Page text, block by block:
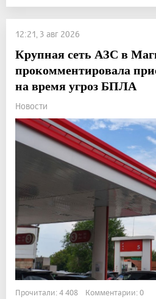
12:21, 3 авг 2026
Крупная сеть АЗС в
прокомментировала
на время угроз БПЛА
Новости
Прочитали: 4 408 Комментарии: 0